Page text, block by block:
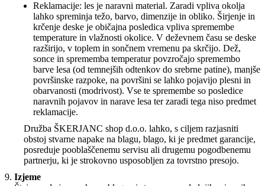
Reklamacije: les je naravni material. Zaradi vpliva okolja
lahko spreminja težo, barvo, dimenzije in obliko. Širjenje in
krčenje deske je običajna posledica vpliva spremembe
temperature in vlažnosti okolice. V deževnem času se deske
razširijo, v toplem in sončnem vremenu pa skrčijo. Dež,
sonce in sprememba temperatur povzročajo spremembo
barve lesa (od temnejših odtenkov do srebrne patine), manjše
površinske razpoke, na površini se lahko pojavijo plesni in
obarvanosti (modrivost). Vse te spremembe so posledice
naravnih pojavov in narave lesa ter zaradi tega niso predmet
reklamacije.
Družba ŠKERJANC shop d.o.o. lahko, s ciljem razjasniti
obstoj stvarne napake na blagu, blago, ki je predmet garancije,
posreduje pooblaščenemu servisu ali drugemu pogodbenemu
partnerju, ki je strokovno usposobljen za tovrstno presojo.
Izjeme